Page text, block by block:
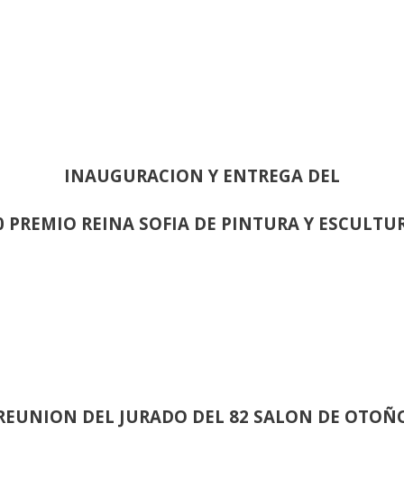
INAUGURACION Y ENTREGA DEL
PREMIO REINA SOFIA DE PINTURA Y
DEL JURADO DEL 82 SALON DE